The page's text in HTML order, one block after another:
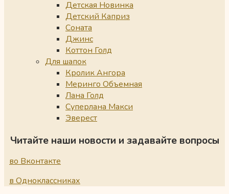
Детская Новинка
Детский Каприз
Соната
Джинс
Коттон Голд
Для шапок
Кролик Ангора
Меринго Объемная
Лана Голд
Суперлана Макси
Эверест
Читайте наши новости и задавайте вопросы
во Вконтакте
в Одноклассниках